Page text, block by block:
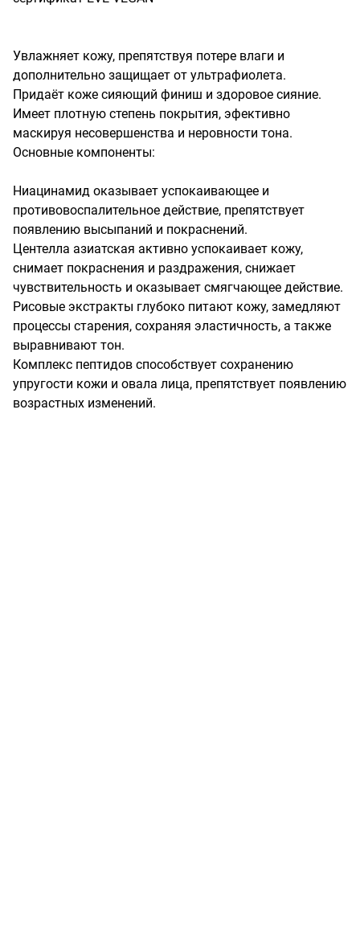
Увлажняет кожу, препятствуя потере влаги и
дополнительно защищает от ультрафиолета.
Придаёт коже сияющий финиш и здоровое сияние.
Имеет плотную степень покрытия, эфективно
маскируя несовершенства и неровности тона.
Основные компоненты:
Ниацинамид оказывает успокаивающее и
противовоспалительное действие, препятствует
появлению высыпаний и покраснений.
Центелла азиатская активно успокаивает кожу,
снимает покраснения и раздражения, снижает
чувствительность и оказывает смягчающее действие.
Рисовые экстракты глубоко питают кожу, замедляют
процессы старения, сохраняя эластичность, а также
выравнивают тон.
Комплекс пептидов способствует сохранению
упругости кожи и овала лица, препятствует появлению
возрастных изменений.